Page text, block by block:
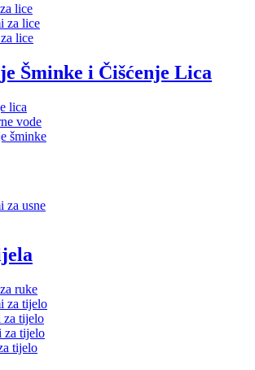
lice
za lice
lice
Šminke i Čišćenje Lica
lica
vode
šminke
za usne
ruke
za tijelo
za tijelo
za tijelo
tijelo